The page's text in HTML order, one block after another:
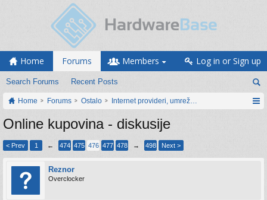
Home Forums
Search Forums Recent Posts
Members Log in or Sign up
Home Forums Ostalo Internet provideri, umrežavanje i web servisi
Online kupovina - diskusije
< Prev 1 ← 474 475 476 477 478 → 498 Next >
Reznor
Overclocker